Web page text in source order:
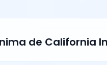
de California